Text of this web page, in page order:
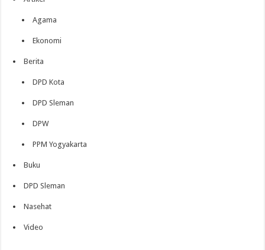
Agama
Ekonomi
Berita
DPD Kota
DPD Sleman
DPW
PPM Yogyakarta
Buku
DPD Sleman
Nasehat
Video